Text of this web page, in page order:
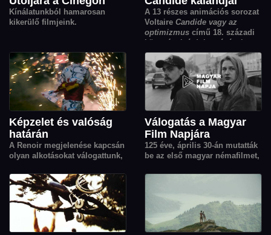
Kínálatunkból hamarosan
kikerülő filmjeink.
A 13 részes animációs sorozat
Voltaire Candide vagy az
optimizmus című 18. századi
könyvének átdolgozásával.
Képzelet és valóság
határán
A Renoir megjelenése kapcsán
olyan alkotásokat válogattunk,
és belső világok segítségével
tágítják a valóság határait.
Válogatás a Magyar
Film Napjára
125 éve, április 30-án mutatták
be az első magyar némafilmet,
Napján. Ebből az alkalomból
össze nektek, a válogatásban
Simonyi Balázs Kékkör című,
tíz részes országjáró sorozata
is helyet kapott.